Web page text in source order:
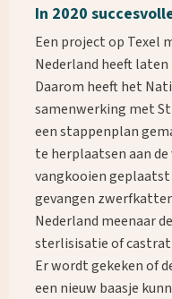
In 2020
Een project op Texel
Nederland heeft
Daarom heeft het
samenwerking met
een stappenplan
te herplaatsen aan
vangkooien
gevangen
Nederland meenaar
sterlisisatie of
Er wordt gekeken of
een nieuw baasje